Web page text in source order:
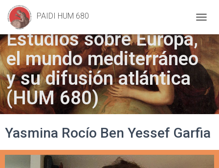
PAIDI HUM 680
A
B
I
M
O
D
E
A
Estudios sobre Europa,
el mundo mediterráneo
y su difusión atlántica
(HUM 680)
Yasmina Rocío Ben Yessef Garfia